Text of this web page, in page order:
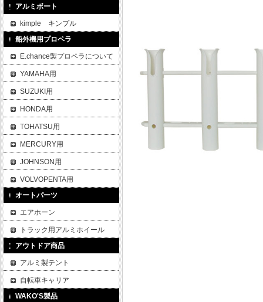
アルミボート
kimple キンプル
船外機用プロペラ
E.chance製プロペラについて
YAMAHA用
SUZUKI用
HONDA用
TOHATSU用
MERCURY用
JOHNSON用
VOLVOPENTA用
オートパーツ
エアホーン
トラック用アルミホイール
アウトドア商品
アルミ製テント
自転車キャリア
WAKO'S製品